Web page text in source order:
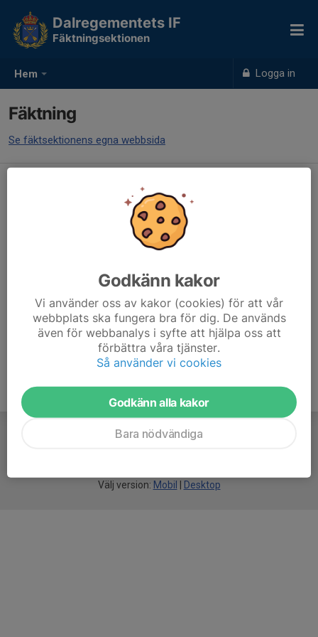
Hem Logga in
Dalregementets IF
Fäktningsektionen
Fäktning
Se fäktsektionens egna webbsida
Välj version: Mobil Desktop
Godkänn kakor
Vi använder oss av kakor (cookies) för att vår
webbplats ska fungera bra för dig. De används
även för webbanalys i syfte att hjälpa oss att
förbättra våra tjänster.
Så använder vi cookies
Godkänn alla kakor
Bara nödvändiga